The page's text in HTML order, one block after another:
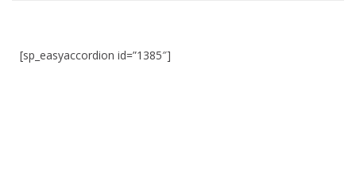
[sp_easyaccordion id=”1385″]